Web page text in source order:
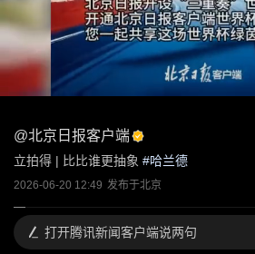
@北京日报客户端
立拍得 | 比比谁更抽象 #哈兰德
2026-06-20 12:49 发布于北京
打开腾讯新闻客户端说两句